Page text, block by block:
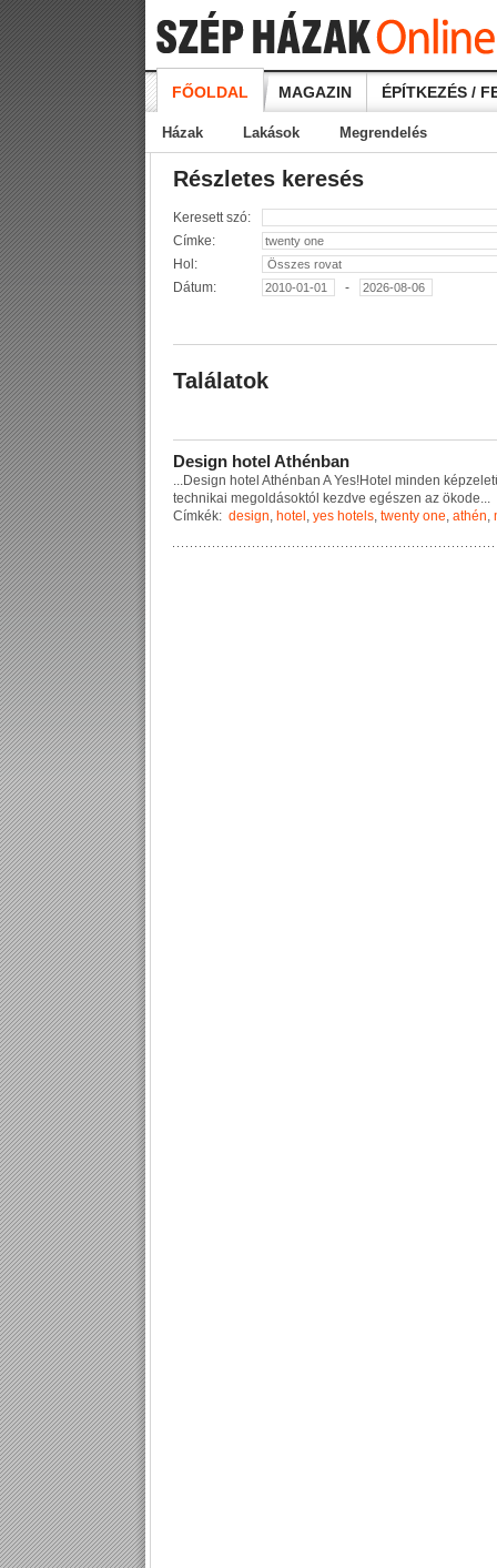
FŐOLDAL MAGAZIN ÉPÍTKEZÉS /
Házak Lakások Megrendelés
Részletes keresés
Keresett szó:
Címke:
Hol:
Dátum:
-
Találatok
Design hotelAthénban
...Design hote Athénban A Yes!Hote minden képze et
techni kai mego dásoktó kezdve egészen az ökode...
Címkék: design, hotel , yes hotels, twenty one, athén,